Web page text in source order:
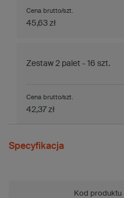
Cena brutto/szt.
45,63 zł
Zestaw 2 palet - 16 szt.
Cena brutto/szt.
42,37 zł
Specyfikacja
Kod produktu